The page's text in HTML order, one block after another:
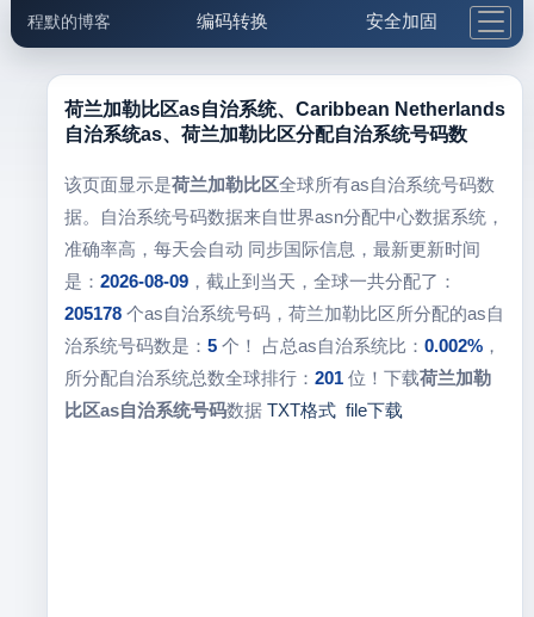
程默的博客 编码转换 安全加固
邮件工具 生活便民 更多工具
5.1支付宝大红包
荷兰加勒比区as自治系统、Caribbean Netherlands
自治系统as、荷兰加勒比区分配自治系统号码数
该页面显示是荷兰加勒比区全球所有as自治系统号码数
据。自治系统号码数据来自世界asn分配中心数据系统，
准确率高，每天会自动 同步国际信息，最新更新时间
是： 2026-08-09，截止到当天，全球一共分配了：
205178个as自治系统号码，荷兰加勒比区所分配的as自
治系统号码数是： 5个！ 占总as自治系统比： 0.002%，
所分配自治系统总数全球排行： 201位！下载荷兰加勒
比区as自治系统号码数据 TXT格式 file下载